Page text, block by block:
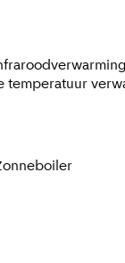
temperatuur